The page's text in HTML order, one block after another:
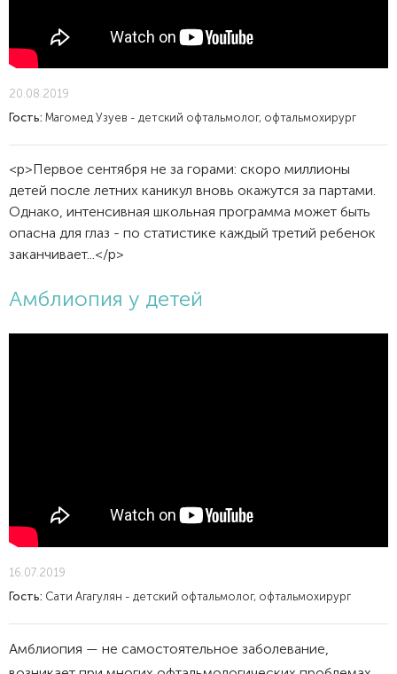
20.08.2019
Гость: Магомед Узуев - детский офтальмолог, офтальмохирург
<p>Первое сентября не за горами: скоро миллионы
детей после летних каникул вновь окажутся за партами.
Однако, интенсивная школьная программа может быть
опасна для глаз - по статистике каждый третий ребенок
заканчивает...</p>
Амблиопия у детей
16.07.2019
Гость: Сати Агагулян - детский офтальмолог, офтальмохирург
Амблиопия — не самостоятельное заболевание,